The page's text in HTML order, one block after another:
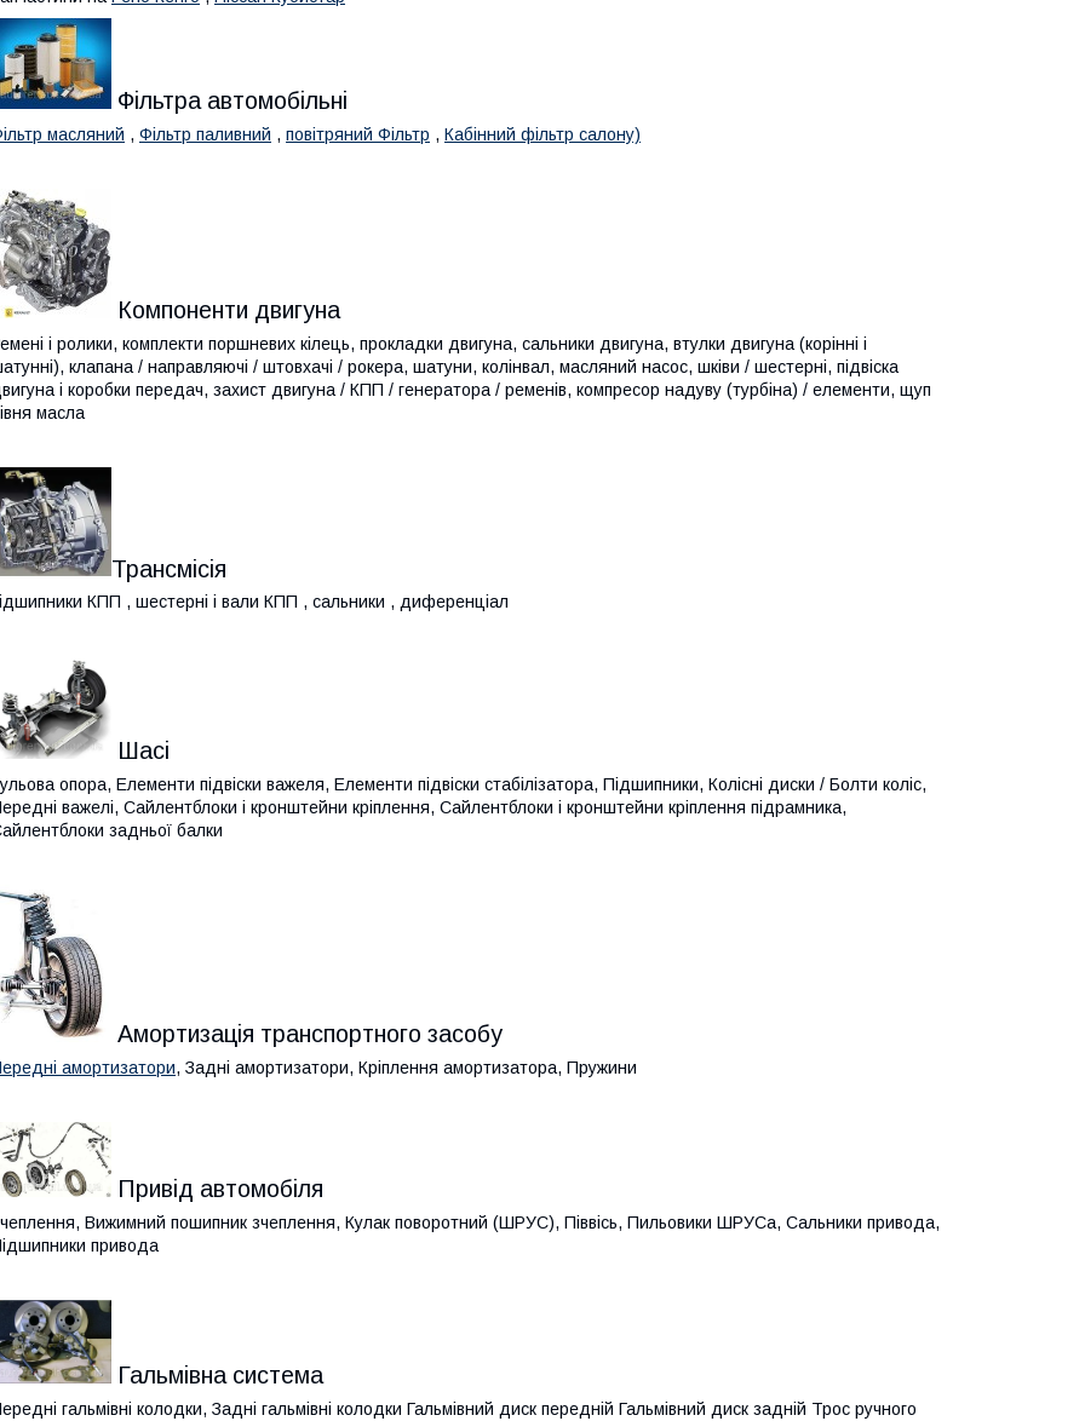
Фільтра автомобільні
масляний , Фільтр паливний , повітряний Фільтр , Кабінний фільтр салону)
Компоненти двигуна
і ролики, комплекти поршневих кілець, прокладки двигуна, сальники двигуна, втулки двигуна (корінні і
клапана / направляючі / штовхачі / рокера, шатуни, колінвал, масляний насос, шківи / шестерні, підвіска
і коробки передач, захист двигуна / КПП / генератора / ременів, компресор надуву (турбіна) / елементи, щуп
масла
Трансмісія
КПП , шестерні і вали КПП , сальники , диференціал
Шасі
опора, Елементи підвіски важеля, Елементи підвіски стабілізатора, Підшипники, Колісні диски / Болти коліс,
важелі, Сайлентблоки і кронштейни кріплення, Сайлентблоки і кронштейни кріплення підрамника,
задньої балки
Амортизація транспортного засобу
амортизатори, Задні амортизатори, Кріплення амортизатора, Пружини
Привід автомобіля
Вижимний пошипник зчеплення, Кулак поворотний (ШРУС), Піввісь, Пильовики ШРУСа, Сальники привода,
привода
Гальмівна система
гальмівні колодки, Задні гальмівні колодки Гальмівний диск передній Гальмівний диск задній Трос ручного